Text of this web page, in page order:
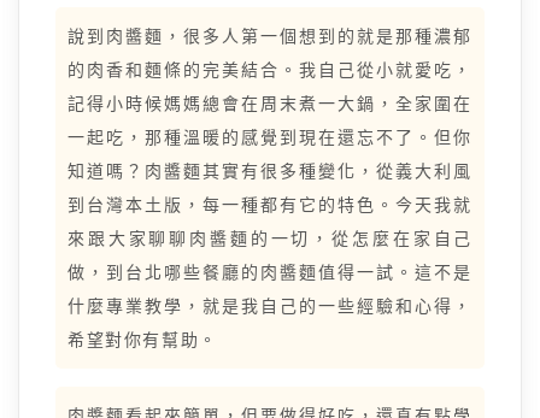
說到肉醬麵，很多人第一個想到的就是那種濃郁
的肉香和麵條的完美結合。我自己從小就愛吃，
記得小時候媽媽總會在周末煮一大鍋，全家圍在
一起吃，那種溫暖的感覺到現在還忘不了。但你
知道嗎？肉醬麵其實有很多種變化，從義大利風
到台灣本土版，每一種都有它的特色。今天我就
來跟大家聊聊肉醬麵的一切，從怎麼在家自己
做，到台北哪些餐廳的肉醬麵值得一試。這不是
什麼專業教學，就是我自己的一些經驗和心得，
希望對你有幫助。